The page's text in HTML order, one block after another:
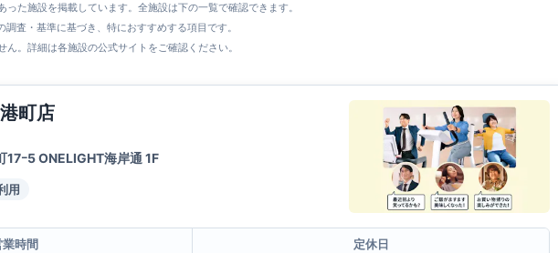
た施設を掲載しています。全施設は下の一覧で確認できます。
査・基準に基づき、特におすすめする項目です。
。詳細は各施設の公式サイトをご確認ください。
町店
17ｰ5 ONELIGHT海岸通 1F
用
業時間
定休日